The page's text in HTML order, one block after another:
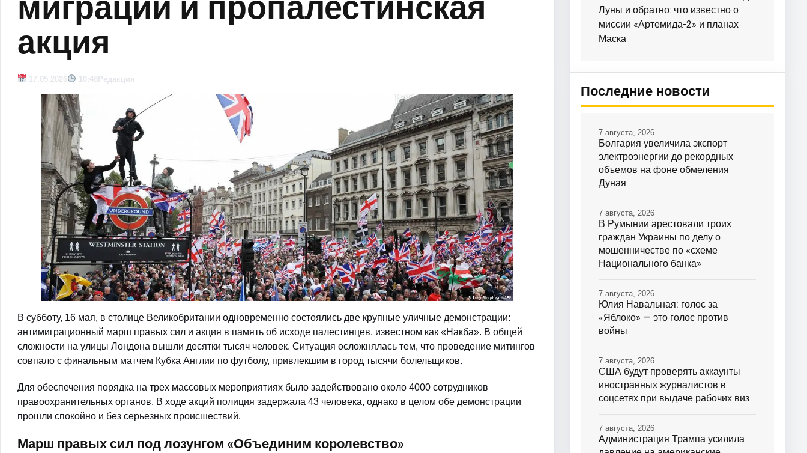
акция
17.05.2026 10:48 Редакция
В субботу, 16 мая, в столице Великобритании одновременно состоялись две крупные уличные демонстрации:
антимиграционный марш правых сил и акция в память об исходе палестинцев, известном как «Накба». В общей
сложности на улицы Лондона вышли десятки тысяч человек. Ситуация осложнялась тем, что проведение митингов
совпало с финальным матчем Кубка Англии по футболу, привлекшим в город тысячи болельщиков.
Для обеспечения порядка на трех массовых мероприятиях было задействовано около 4000 сотрудников
правоохранительных органов. В ходе акций полиция задержала 43 человека, однако в целом обе демонстрации
прошли спокойно и без серьезных происшествий.
Марш правых сил под лозунгом «Объединим королевство»
Луны и обратно: что известно о
миссии «Артемида-2» и планах
Маска
Последние новости
Болгария увеличила экспорт
электроэнергии до рекордных
объемов на фоне обмеления
Дуная
7 августа, 2026
В Румынии арестовали троих
граждан Украины по делу о
мошенничестве по «схеме
Национального банка»
7 августа, 2026
Юлия Навальная: голос за
«Яблоко» — это голос против
войны
7 августа, 2026
США будут проверять аккаунты
иностранных журналистов в
соцсетях при выдаче рабочих виз
7 августа, 2026
Администрация Трампа усилила
7 августа, 2026